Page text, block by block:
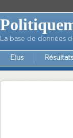
La base de données
Elus